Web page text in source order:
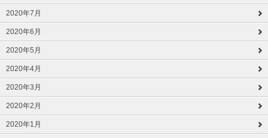
2020年7月
2020年6月
2020年5月
2020年4月
2020年3月
2020年2月
2020年1月